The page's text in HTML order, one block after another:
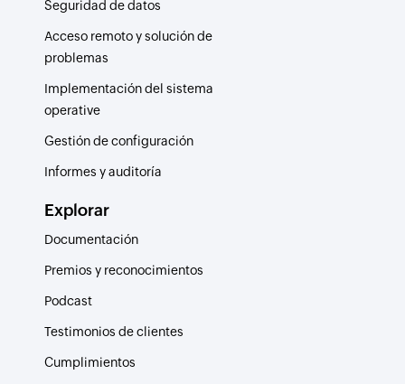
Seguridad de datos
Acceso remoto y solución de
problemas
Implementación del sistema
operative
Gestión de configuración
Informes y auditoría
Explorar
Documentación
Premios y reconocimientos
Podcast
Testimonios de clientes
Cumplimientos